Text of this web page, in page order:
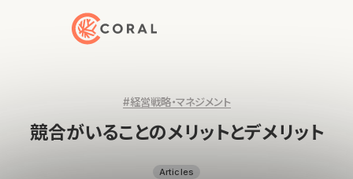
トップページへ戻る
#経営戦略・マネジメント
競合がいることのメリットとデメリット
Articles